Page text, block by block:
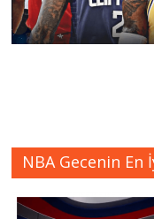
NBA Gecenin